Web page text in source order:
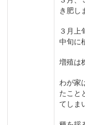
き肥し
３月上
中旬に
増殖は
わが家
たこと
てしま